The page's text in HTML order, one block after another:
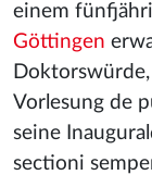
einem
Göttingen
Vorlesung de
seine
sectioni